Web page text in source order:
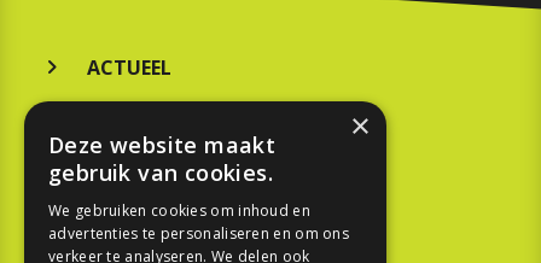
ACTUEEL
KOOPGIDS
TESTEN
×
Deze website maakt
gebruik van cookies.
We gebruiken cookies om inhoud en
advertenties te personaliseren en om ons
verkeer te analyseren. We delen ook